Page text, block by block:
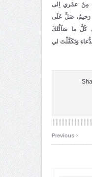
مِنْ عمْري اِلى
رَحيمُ، صَلِّ عَلَى
كُلَّ ما سَاَلْتُكَ
وَتَكَفَّلْتَ لي
‹